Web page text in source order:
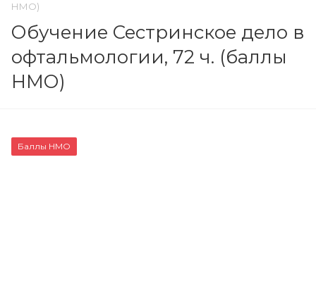
НМО)
Обучение Сестринское дело в
офтальмологии, 72 ч. (баллы
НМО)
Баллы НМО